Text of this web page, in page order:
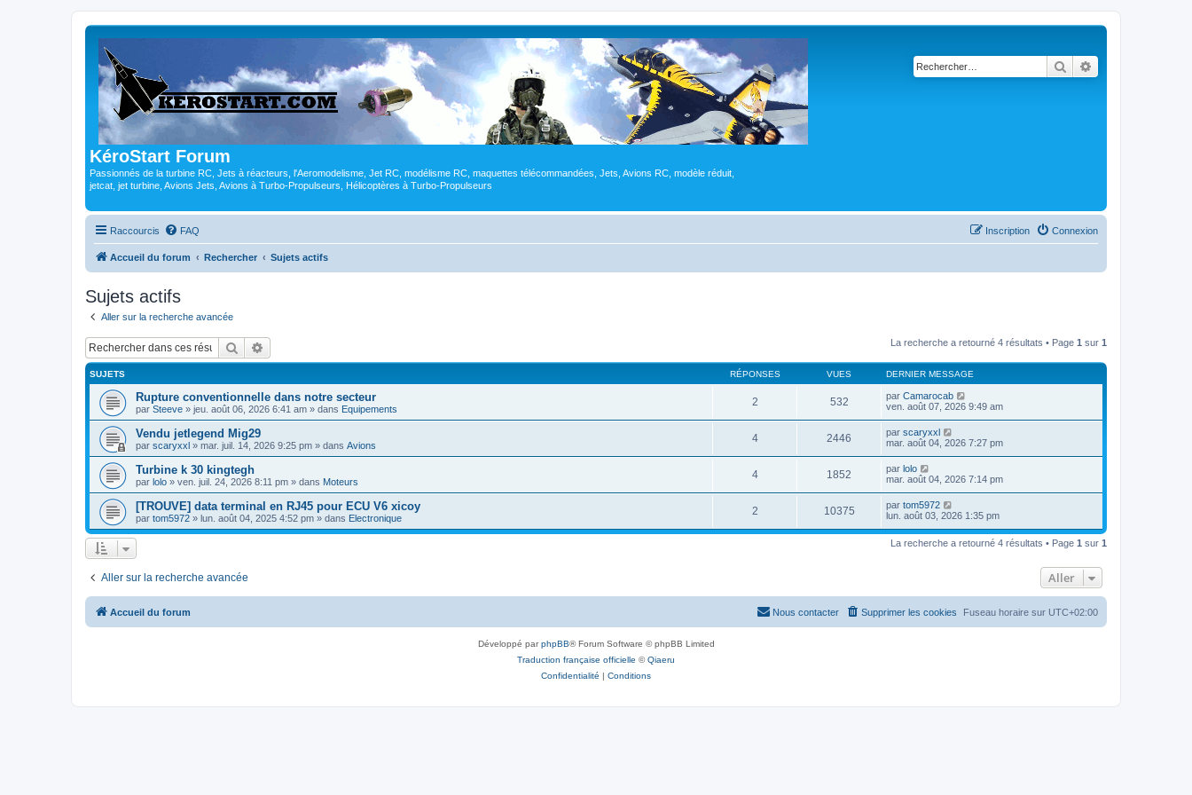
KéroStart Forum
Passionnés de la turbine RC, Jets à réacteurs, l'Aeromodelisme, Jet RC, modélisme RC, maquettes télécommandées, Jets, Avions RC, modèle réduit,
jetcat, jet turbine, Avions Jets, Avions à Turbo-Propulseurs, Hélicoptères à Turbo-Propulseurs
Rechercher
Raccourcis FAQ Connexion
Inscription
Accueil du forum Rechercher Sujets actifs
Sujets actifs
Aller sur la recherche avancée
Rechercher La recherche a retourné 4 résultats • Page 1 sur 1
SUJETS RÉPONSES VUES DERNIER MESSAGE
Rupture conventionnelle dans notre secteur
par Steeve » jeu. août 06, 2026 6:41 am » dans Equipements
2 532 par Camarocab
ven. août 07, 2026 9:49 am
Vendu jetlegend Mig29
par scaryxxl » mar. juil. 14, 2026 9:25 pm » dans Avions
4 2446 par scaryxxl
mar. août 04, 2026 7:27 pm
Turbine k 30 kingtegh
par lolo » ven. juil. 24, 2026 8:11 pm » dans Moteurs
4 1852 par lolo
mar. août 04, 2026 7:14 pm
[TROUVE] data terminal en RJ45 pour ECU V6 xicoy
par tom5972 » lun. août 04, 2025 4:52 pm » dans Electronique
2 10375 par tom5972
lun. août 03, 2026 1:35 pm
La recherche a retourné 4 résultats • Page 1 sur 1
Aller sur la recherche avancée Aller
Accueil du forum Fuseau horaire sur UTC+02:00
Supprimer les cookies
Nous contacter
Développé parphpBB® Forum Software © phpBB Limited
Traduction française officielle ©Qiaeru
Confidentialité | Conditions